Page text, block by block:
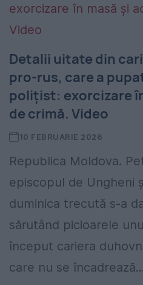
Detalii uitate din
pro-rus, care a
poliţist: exorcizare
de crimă. Video
10 FEBRUARIE 2026
Republica Moldova.
episcopul de Ungheni
duminica trecută s-a
sărutând picioarele
început cariera
care nu se